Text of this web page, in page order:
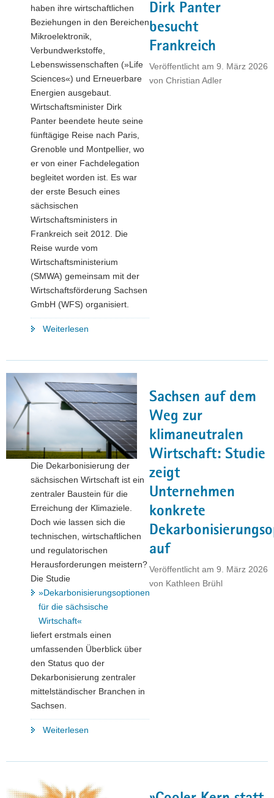
Dirk Panter
besucht
Frankreich
Veröffentlicht am 9. März 2026
von Christian Adler
haben ihre wirtschaftlichen
Beziehungen in den Bereichen
Mikroelektronik,
Verbundwerkstoffe,
Lebenswissenschaften (»Life
Sciences«) und Erneuerbare
Energien ausgebaut.
Wirtschaftsminister Dirk
Panter beendete heute seine
fünftägige Reise nach Paris,
Grenoble und Montpellier, wo
er von einer Fachdelegation
begleitet worden ist. Es war
der erste Besuch eines
sächsischen
Wirtschaftsministers in
Frankreich seit 2012. Die
Reise wurde vom
Wirtschaftsministerium
(SMWA) gemeinsam mit der
Wirtschaftsförderung Sachsen
GmbH (WFS) organisiert.
Weiterlesen
saxonne!
Sachsens
Wirtschaftsminister
Dirk
Panter
besucht
Frankreich"
Sachsen auf dem
Weg zur
klimaneutralen
Wirtschaft: Studie
zeigt
Unternehmen
konkrete
auf
Veröffentlicht am 9. März 2026
von Kathleen Brühl
Die Dekarbonisierung der
sächsischen Wirtschaft ist ein
zentraler Baustein für die
Erreichung der Klimaziele.
Doch wie lassen sich die
technischen, wirtschaftlichen
und regulatorischen
Herausforderungen meistern?
Die Studie
»Dekarbonisierungsoptionen
für die sächsische
Wirtschaft«
liefert erstmals einen
umfassenden Überblick über
den Status quo der
Dekarbonisierung zentraler
mittelständischer Branchen in
Sachsen.
Weiterlesen
zur